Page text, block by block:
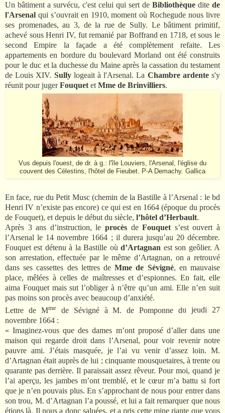
Un bâtiment a survécu, c'est celui qui sert de Bibliothèque dite de
l'Arsenal qui s’ouvrait en 1910, moment où Rochegude nous livre
ses promenades, au 3, de la rue de Sully. Le bâtiment primitif,
achevé sous Henri IV, fut remanié par Boffrand en 1718, et sous le
second Empire la façade a été complètement refaite. Les
appartements en bordure du boulevard Morland ont été construits
pour le duc et la duchesse du Maine après la cassation du testament
de Louis XIV. Sullylogeait à l'Arsenal. La Chambre ardentes'y
réunit pour jugerFouquet et Mme de Brinvilliers.
Vus depuis l'ouest, de dr. à g.: l'île Louviers, l'Arsenal, l'église du
couvent des Célestins, l'hôtel de Fieubet. P-A Demachy. Gallica
En face, rue du Petit Musc (chemin de la Bastille à l’Arsenal : le bd
Henri IV n’existe pas encore) ce qui est en 1664 (époque du procès
de Fouquet), et depuis le début du siècle, l’hôtel d’Herbault.
Après 3 ans d’instruction, le procès deFouquet s’est ouvert à
l’Arsenal le 14 novembre 1664 ; il durera jusqu’au 20 décembre.
Fouquet est détenu à la Bastille oùd’Artagnan est son geôlier. A
son arrestation, effectuée par le même d’Artagnan, on a retrouvé
dans ses cassettes des lettres deMme de Sévigné, en mauvaise
place, mêlées à celles de maîtresses et d’espionnes. En fait, elle
aima Fouquet mais sut l’obliger à n’être qu’un ami. Elle n’en suit
pas moins son procès avec beaucoup d’anxiété.
Lettre de Mmede Sévigné à M. de Pomponne du jeudi 27
novembre 1664 :
« Imaginez-vous que des dames m’ont proposé d’aller dans une
maison qui regarde droit dans l’Arsenal, pour voir revenir notre
pauvre ami. J’étais masquée, je l’ai vu venir d’assez loin. M.
d’Artagnan était auprès de lui ; cinquante mousquetaires, à trente ou
quarante pas derrière. Il paraissait assez rêveur. Pour moi, quand je
l’ai aperçu, les jambes m’ont tremblé, et le cœur m’a battu si fort
que je n’en pouvais plus. En s’approchant de nous pour entrer dans
son trou, M. d’Artagnan l’a poussé, et lui a fait remarquer que nous
étions là. Il nous a donc saluées, et a pris cette mine riante que vous